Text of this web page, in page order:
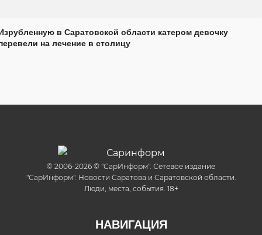
в Саратовской области катером девочку
на лечение в столицу
© 2006-2026 © "СарИнформ". Сетевое издание
"СарИнформ". Новости Саратова и Саратовской области.
Люди, места, события. 18+
НАВИГАЦИЯ